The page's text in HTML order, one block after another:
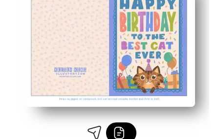
يمكنك إضفاء الطابع الشخصي بسهولة - اكتب ملاحظة صادقة
يوفر الوقت للعائلات المزدحمة - تخطي المتجر واصنع تذكارًا في